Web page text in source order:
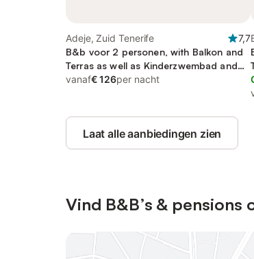
Adeje, Zuid Tenerife
7,7
B&b voor 2 personen, with Balkon and
Terras as well as Kinderzwembad and
Zwembad
vanaf€ 126per nacht
Laat alle aanbiedingen zien
Vind B&B’s & pensions